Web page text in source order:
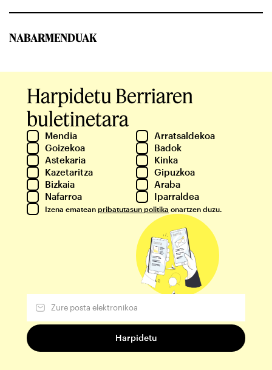
NABARMENDUAK
Harpidetu Berriaren
buletinetara
Mendia
Arratsaldekoa
Goizekoa
Badok
Astekaria
Kinka
Kazetaritza
Gipuzkoa
Bizkaia
Araba
Nafarroa
Iparraldea
Izena ematean pribatutasun politika onartzen duzu.